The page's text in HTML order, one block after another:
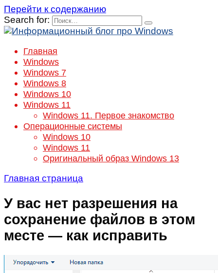
Перейти к содержанию
Search for:
Главная
Windows
Windows 7
Windows 8
Windows 10
Windows 11
Windows 11. Первое знакомство
Операционные системы
Windows 10
Windows 11
Оригинальный образ Windows 13
Главная страница
У вас нет разрешения на
сохранение файлов в этом
месте — как исправить